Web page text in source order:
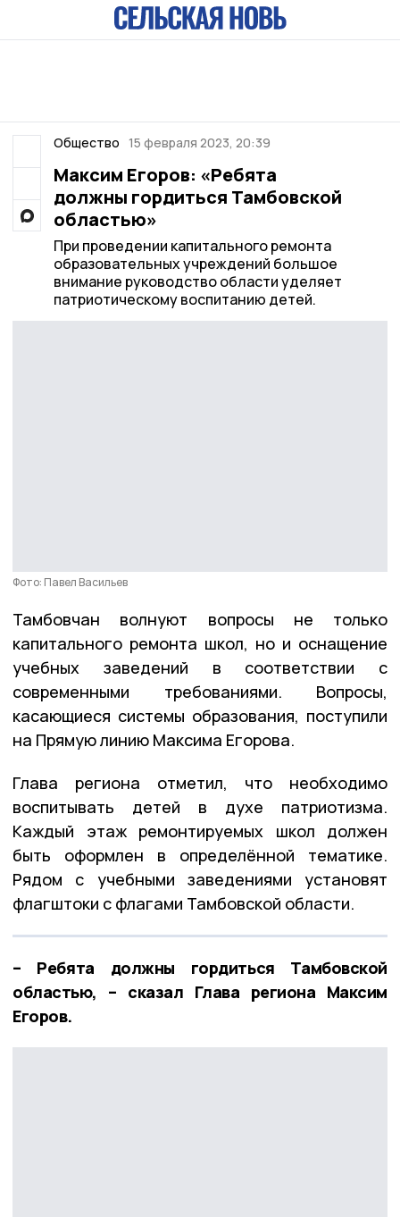
Общество 15 февраля 2023, 20:39
Максим Егоров: «Ребята
должны гордиться Тамбовской
областью»
При проведении капитального ремонта
образовательных учреждений большое
внимание руководство области уделяет
патриотическому воспитанию детей.
Фото: Павел Васильев
Тамбовчан волнуют вопросы не только
капитального ремонта школ, но и оснащение
учебных заведений в соответствии с
современными требованиями. Вопросы,
касающиеся системы образования, поступили
на Прямую линию Максима Егорова.
Глава региона отметил, что необходимо
воспитывать детей в духе патриотизма.
Каждый этаж ремонтируемых школ должен
быть оформлен в определённой тематике.
Рядом с учебными заведениями установят
флагштоки с флагами Тамбовской области.
– Ребята должны гордиться Тамбовской
областью, – сказал Глава региона Максим
Егоров.